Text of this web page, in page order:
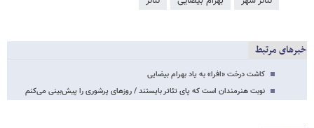
خبرهای مرتبط
کاشت درخت «افرا» به یاد بهرام بیضایی
نوبت هنرمندان است که پای تئاتر بایستند / روزهای پرشوری را پیش‌بینی می‌کنم